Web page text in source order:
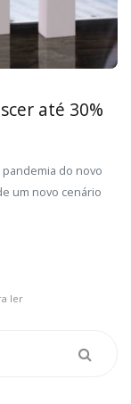
até 30%
do novo
um novo cenário
ler